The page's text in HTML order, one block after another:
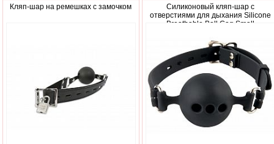
Кляп-шар на ремешках с замочком
Силиконовый кляп-шар с
отверстиями для дыхания Silicone
Breathable Ball Gag Small